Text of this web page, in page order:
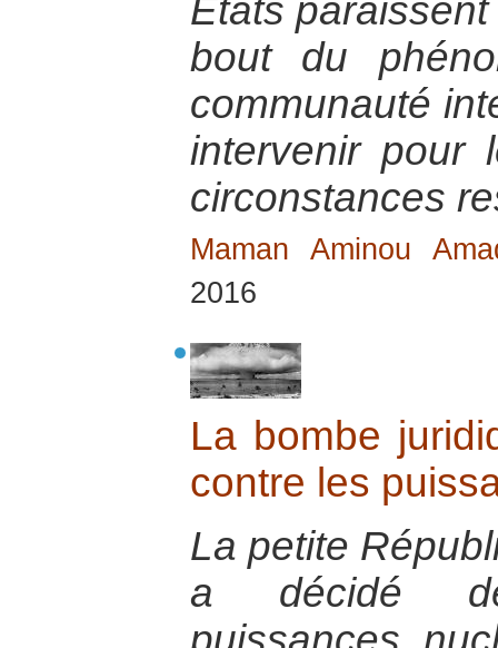
États
bout du
communauté
intervenir pour
circonstances
Maman Aminou
2016
La bombe
contre les
La petite
a décidé